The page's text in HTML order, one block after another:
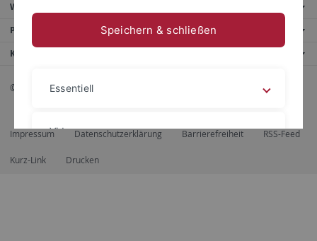
Weitere Angebote
Portale
Kontaktinfo
© 2026 Eberhard Karls Universität Tübingen, Tübingen
Impressum Datenschutzerklärung Barrierefreiheit RSS-Feed
Kurz-Link Drucken
Speichern & schließen
Essentiell
Videos